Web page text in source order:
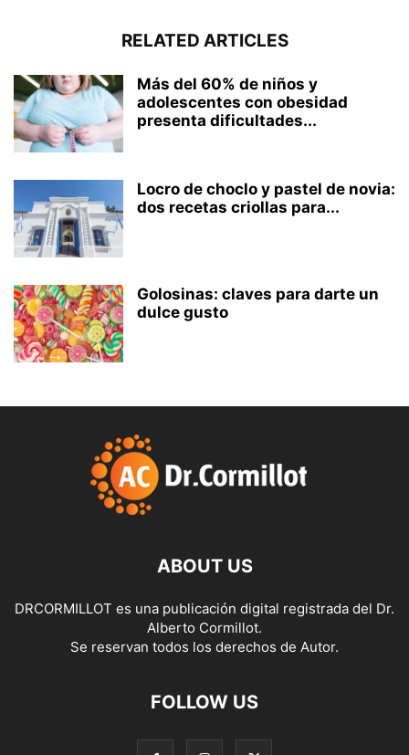
RELATED ARTICLES
Más del 60% de niños y
adolescentes con obesidad
presenta dificultades...
Locro de choclo y pastel de novia:
dos recetas criollas para...
Golosinas: claves para darte un
dulce gusto
ABOUT US
DRCORMILLOT es una publicación digital registrada del Dr.
Alberto Cormillot.
Se reservan todos los derechos de Autor.
FOLLOW US